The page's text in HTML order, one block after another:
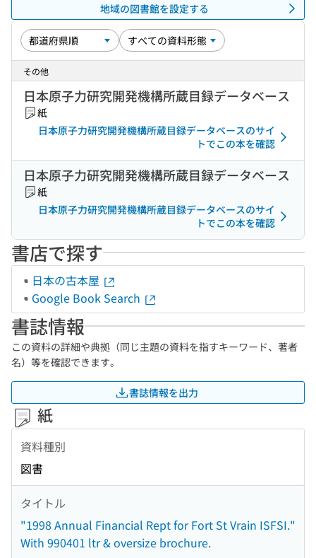
地域の図書館を設定する
その他
日本原子力研究開発機構所蔵目録データベース
紙
日本原子力研究開発機構所蔵目録データベースのサイ
トでこの本を確認
日本原子力研究開発機構所蔵目録データベース
紙
日本原子力研究開発機構所蔵目録データベースのサイ
トでこの本を確認
書店で探す
日本の古本屋
Google Book Search
書誌情報
この資料の詳細や典拠（同じ主題の資料を指すキーワード、著者
名）等を確認できます。
書誌情報を出力
紙
資料種別
図書
タイトル
"1998 Annual Financial Rept for Fort St Vrain ISFSI."
With 990401 ltr & oversize brochure.